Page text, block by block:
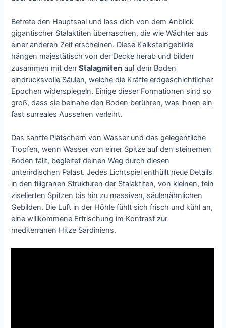
Betrete den Hauptsaal und lass dich von dem Anblick
gigantischer Stalaktiten überraschen, die wie Wächter aus
einer anderen Zeit erscheinen. Diese Kalksteingebilde
hängen majestätisch von der Decke herab und bilden
zusammen mit denStalagmiten auf dem Boden
eindrucksvolle Säulen, welche die Kräfte erdgeschichtlicher
Epochen widerspiegeln. Einige dieser Formationen sind so
groß, dass sie beinahe den Boden berühren, was ihnen ein
fast surreales Aussehen verleiht.
Das sanfte Plätschern von Wasser und das gelegentliche
Tropfen, wenn Wasser von einer Spitze auf den steinernen
Boden fällt, begleitet deinen Weg durch diesen
unterirdischen Palast. Jedes Lichtspiel enthüllt neue Details
in den filigranen Strukturen der Stalaktiten, von kleinen, fein
ziselierten Spitzen bis hin zu massiven, säulenähnlichen
Gebilden. Die Luft in der Höhle fühlt sich frisch und kühl an,
eine willkommene Erfrischung im Kontrast zur
mediterranen Hitze Sardiniens.